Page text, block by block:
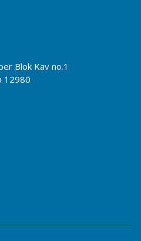
Blok Kav no.1
12980